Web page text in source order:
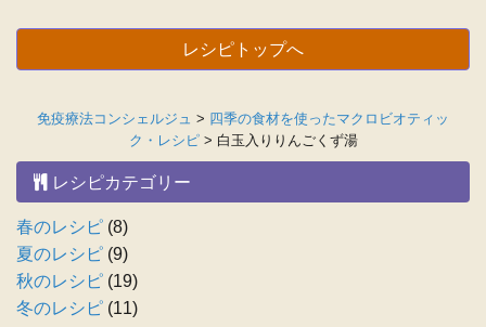
レシピトップへ
免疫療法コンシェルジュ > 四季の食材を使ったマクロビオティッ
ク・レシピ> 白玉入りりんごくず湯
レシピカテゴリー
春のレシピ (8)
夏のレシピ (9)
秋のレシピ (19)
冬のレシピ (11)